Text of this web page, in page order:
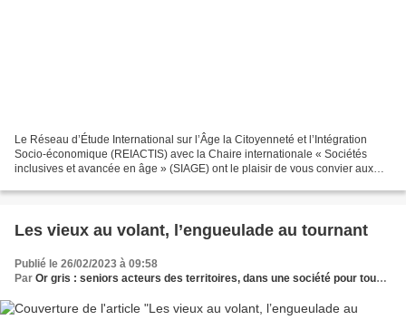
Le Réseau d’Étude International sur l’Âge la Citoyenneté et l’Intégration
Socio-économique (REIACTIS) avec la Chaire internationale « Sociétés
inclusives et avancée en âge » (SIAGE) ont le plaisir de vous convier aux
Les vieux au volant, l’engueulade au tournant
Publié le 26/02/2023 à 09:58
Par Or gris : seniors acteurs des territoires, dans une société pour tous les âges